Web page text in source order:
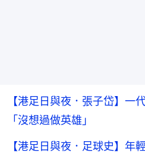
【港足日與夜．張子岱】
「沒想過做英雄」
【港足日與夜．足球史】